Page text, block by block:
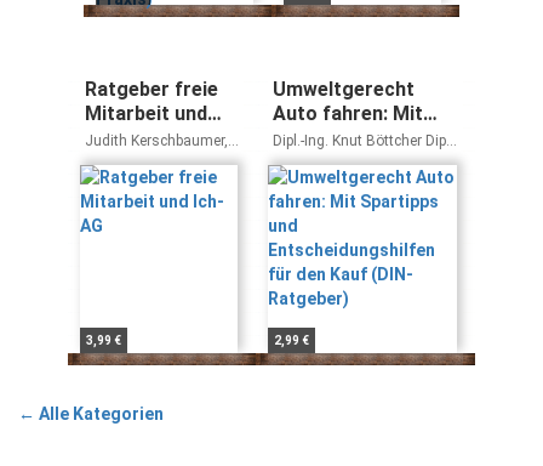
Ratgeber freie
Mitarbeit und
Ich-AG
Judith Kerschbaumer,
Michael Kossens,
Klaus Eisch
3,99 €
Umweltgerecht
Auto fahren: Mit
Spartipps und
Entscheidungshilfen
für den Kauf (DIN-
Ratgeber)
Dipl.-Ing. Knut Böttcher Dipl.-
Ing. Jürgen Sachse
2,99 €
← Alle Kategorien